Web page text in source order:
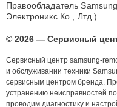
Правообладатель
Электроникс Ко., Лтд.)
© 2026 — Сервисный
Сервисный центр samsung-
и обслуживании техники
сервисным центром бренда.
устранению неисправностей
проводим диагностику и